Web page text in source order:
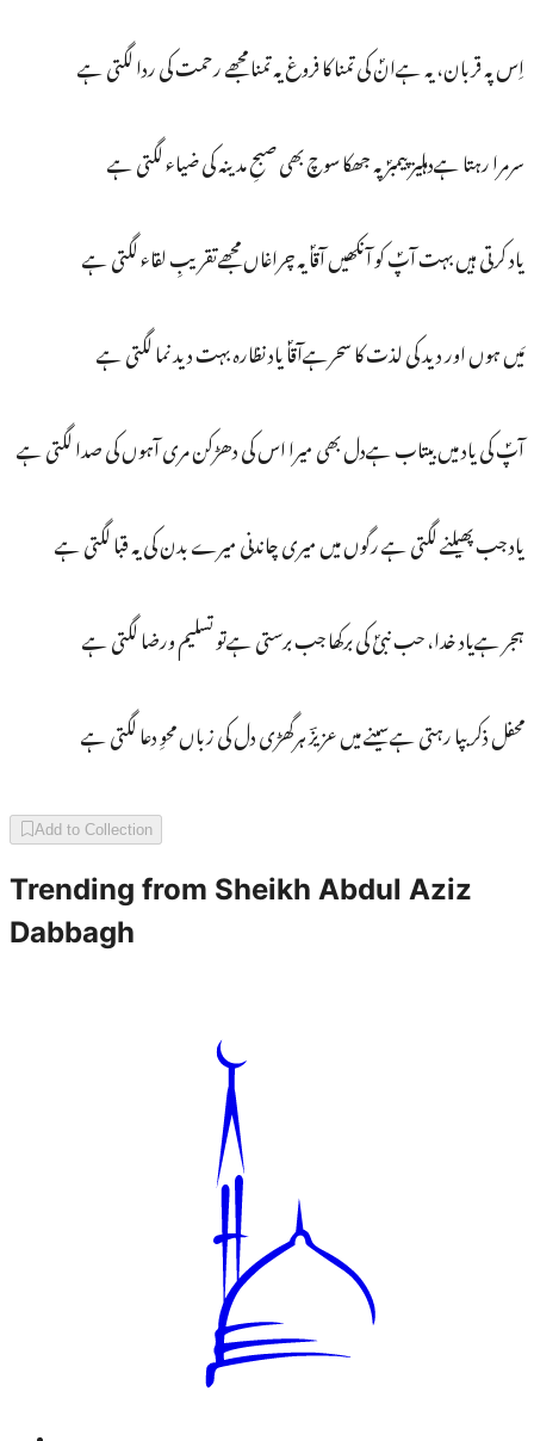
اِس پہ قربان، یہ ہےانؐ کی تمنا کا فروغ یہ تمنا مجھے رحمت کی ردا لگتی ہے
سرمرا رہتا ہےدہلیز پیمبرؐ پہ جھکا سوچ بھی صبحِ مدینہ کی ضیاء لگتی ہے
یاد کرتی ہیں بہت آپؐ کو آنکھیں آقاؐ یہ چراغاں مجھےتقریبِ لقاء لگتی ہے
مَیں ہوں اور دید کی لذت کا سحرہےآقاؐ یاد نظارہ بہت دید نما لگتی ہے
آپؐ کی یاد میں بیتاب ہےدل بھی میرا اس کی دھڑکن مری آہوں کی صدا لگتی ہے
یاد جب پھیلنے لگتی ہے رگوں میں میری چاندنی میرے بدن کی یہ قبا لگتی ہے
ہجر ہےیاد خدا، حب نبیؐ کی برکھا جب برستی ہےتو تسلیم ورضا لگتی ہے
محفل ذکر بپا رہتی ہےسینے میں عزیزؔ ہرگھڑی دل کی زباں محوِ دعا لگتی ہے
Add to Collection
Trending from Sheikh Abdul Aziz
Dabbagh